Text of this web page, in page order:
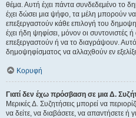
θέμα. Αυτή έχει πάντα συνδεδεμένο το
έχει δώσει μια ψήφο, τα μέλη μπορούν
επεξεργαστούν κάθε επιλογή του
έχει ήδη ψηφίσει, μόνον οι συντονιστές
επεξεργαστούν ή να το διαγράψουν. Αυτό
δημοψηφίσματος να αλλαχθούν εν
Κορυφή
Γιατί δεν έχω πρόσβαση σε μια Δ.
Μερικές Δ. Συζητήσεις μπορεί να
να δείτε, να διαβάσετε, να απαντήσετε ή